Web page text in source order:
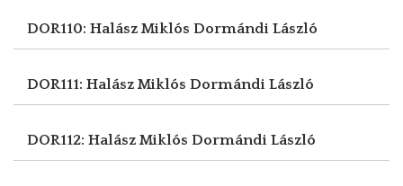
DOR110: Halász Miklós Dormándi László
DOR111: Halász Miklós Dormándi László
DOR112: Halász Miklós Dormándi László